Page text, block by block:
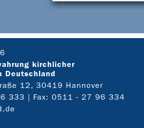
kirchlicher
Deutschland
12, 30419 Hannover
333
| Fax: 0511 - 27 96 334